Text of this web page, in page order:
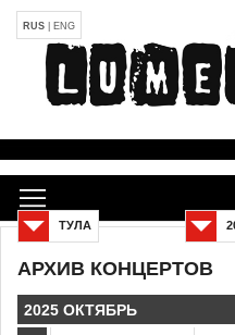
RUS ENG
АРХИВ КОНЦЕРТОВ
ТУЛА
2025 ОКТЯБРЬ